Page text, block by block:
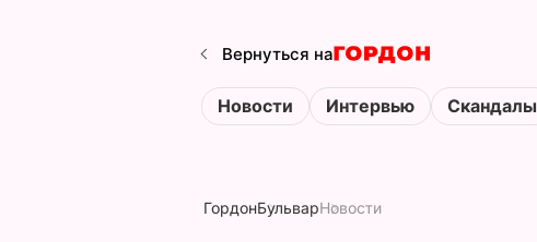
Вернуться на
Новости Интервью Скандалы
ГордонБульварНовости